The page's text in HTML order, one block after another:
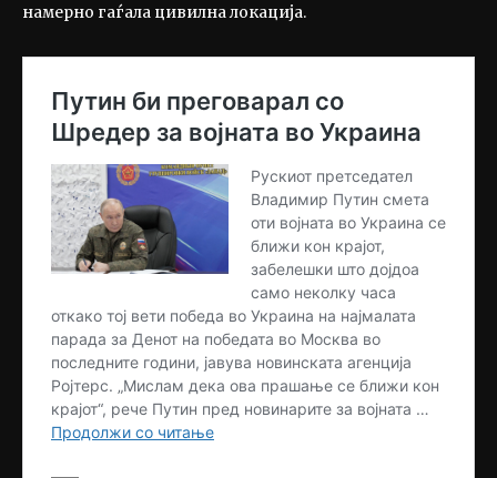
намерно гаѓала цивилна локација.